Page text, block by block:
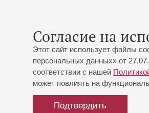
Согласие на
Этот сайт использует файлы
персональных данных» от
соответствии с нашей
может повлиять на
Подтвердить